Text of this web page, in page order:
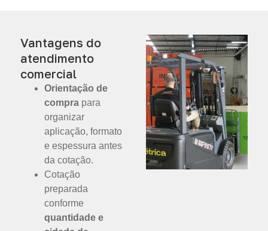
Vantagens do
atendimento
comercial
Orientação de
compra para
organizar
aplicação, formato
e espessura antes
da cotação.
Cotação
preparada
conforme
quantidade e